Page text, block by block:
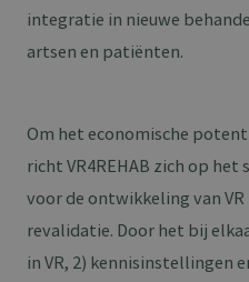
integratie in nieuwe
artsen en patiënten.
Om het economische
richt VR4REHAB zich op
voor de ontwikkeling van
revalidatie. Door het bij
in VR, 2) kennisinstellingen